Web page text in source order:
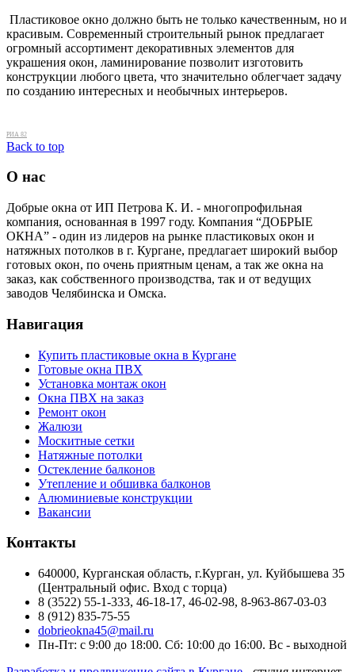
Пластиковое окно должно быть не только качественным, но и
красивым. Современный строительный рынок предлагает
огромный ассортимент декоративных элементов для
украшения окон, ламинирование позволит изготовить
конструкции любого цвета, что значительно облегчает задачу
по созданию интересных и необычных интерьеров.
РИА 82
Back to top
О нас
Добрые окна от ИП Петрова К. И. - многопрофильная
компания, основанная в 1997 году. Компания “ДОБРЫЕ
ОКНА” - один из лидеров на рынке пластиковых окон и
натяжных потолков в г. Кургане, предлагает широкий выбор
готовых окон, по очень приятным ценам, а так же окна на
заказ, как собственного производства, так и от ведущих
заводов Челябинска и Омска.
Навигация
Купить пластиковые окна в Кургане
Готовые окна ПВХ
Установка монтаж окон
Окна ПВХ на заказ
Ремонт окон
Жалюзи
Москитные сетки
Натяжные потолки
Остекление балконов
Утепление и обшивка балконов
Алюминиевые конструкции
Вакансии
Контакты
640000, Курганская область, г.Курган, ул. Куйбышева 35
(Центральный офис. Вход с торца)
8 (3522) 55-1-333, 46-18-17, 46-02-98, 8-963-867-03-03
8 (912) 835-75-55
dobrieokna45@mail.ru
Пн-Пт: с 9:00 до 18:00. Сб: 10:00 до 16:00. Вс - выходной